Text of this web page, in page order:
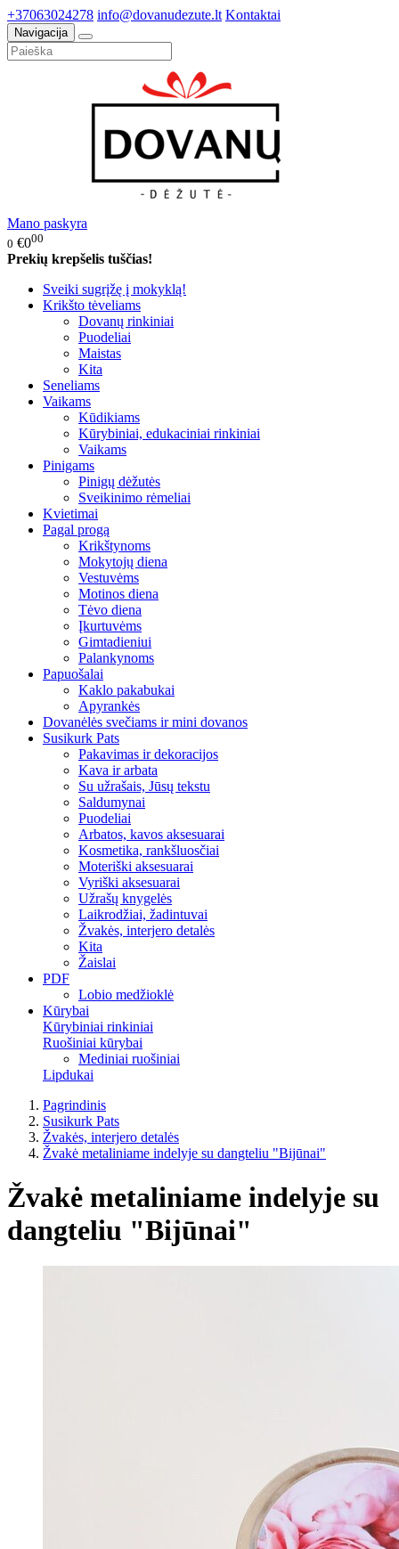
+37063024278 info@dovanudezute.lt Kontaktai
Navigacija
Mano paskyra
0 €000
Prekių krepšelis tuščias!
Sveiki sugrįžę į mokyklą!
Krikšto tėveliams
Dovanų rinkiniai
Puodeliai
Maistas
Kita
Seneliams
Vaikams
Kūdikiams
Kūrybiniai, edukaciniai rinkiniai
Vaikams
Pinigams
Pinigų dėžutės
Sveikinimo rėmeliai
Kvietimai
Pagal progą
Krikštynoms
Mokytojų diena
Vestuvėms
Motinos diena
Tėvo diena
Įkurtuvėms
Gimtadieniui
Palankynoms
Papuošalai
Kaklo pakabukai
Apyrankės
Dovanėlės svečiams ir mini dovanos
Susikurk Pats
Pakavimas ir dekoracijos
Kava ir arbata
Su užrašais, Jūsų tekstu
Saldumynai
Puodeliai
Arbatos, kavos aksesuarai
Kosmetika, rankšluosčiai
Moteriški aksesuarai
Vyriški aksesuarai
Užrašų knygelės
Laikrodžiai, žadintuvai
Žvakės, interjero detalės
Kita
Žaislai
PDF
Lobio medžioklė
Kūrybai
Kūrybiniai rinkiniai
Ruošiniai kūrybai
Mediniai ruošiniai
Lipdukai
Pagrindinis
Susikurk Pats
Žvakės, interjero detalės
Žvakė metaliniame indelyje su dangteliu "Bijūnai"
Žvakė metaliniame indelyje su
dangteliu "Bijūnai"